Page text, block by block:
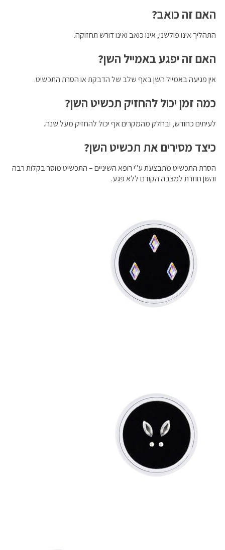
האם זה כואב?
התהליך אינו פולשני, אינו כואב ואינו דורש תחזוקה.
האם זה יפגע באמייל השן?
אין פגיעה באמייל השן באף שלב של הדבקת או הסרת התכשיט.
כמה זמן יכול להחזיק תכשיט השן?
לעיתים כחודש, ובחלק מהמקרים אף יכול להחזיק מעל שנה.
כיצד מסירים את תכשיט השן?
הסרת התכשיט מתבצעת ע"י רופא השיניים – התכשיט מוסר בקלות רבה
והשן חוזרת למצבה הקודם ללא פגע.